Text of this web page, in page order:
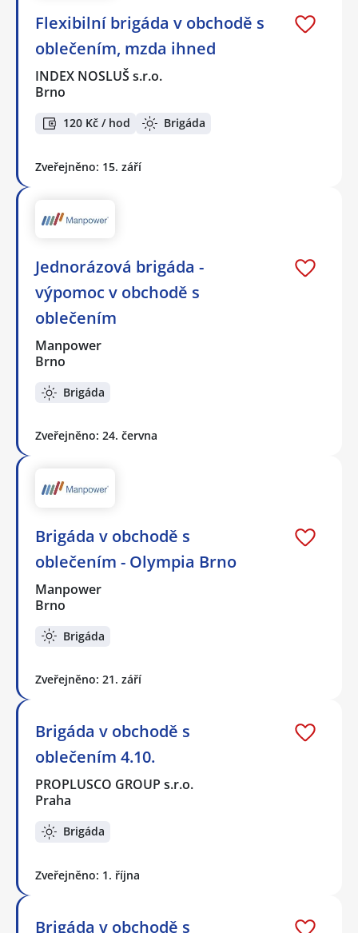
Flexibilní brigáda v obchodě s
oblečením, mzda ihned
INDEX NOSLUŠ s.r.o.
Brno
120 Kč / hod Brigáda
Zveřejněno: 15. září
Jednorázová brigáda -
výpomoc v obchodě s
oblečením
Manpower
Brno
Brigáda
Zveřejněno: 24. června
Brigáda v obchodě s
oblečením - Olympia Brno
Manpower
Brno
Brigáda
Zveřejněno: 21. září
Brigáda v obchodě s
oblečením 4.10.
PROPLUSCO GROUP s.r.o.
Praha
Brigáda
Zveřejněno: 1. října
Brigáda v obchodě s